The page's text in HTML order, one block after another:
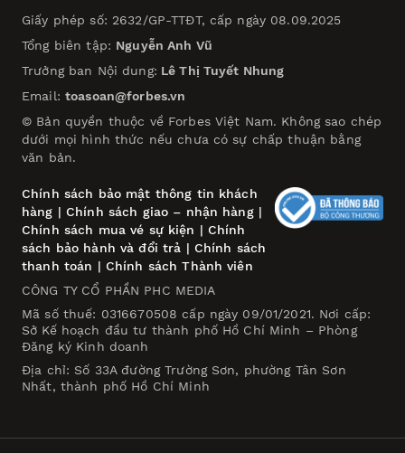
Giấy phép số: 2632/GP-TTĐT, cấp ngày 08.09.2025
Tổng biên tập: Nguyễn Anh Vũ
Trưởng ban Nội dung: Lê Thị Tuyết Nhung
Email: toasoan@forbes.vn
© Bản quyền thuộc về Forbes Việt Nam. Không sao chép
dưới mọi hình thức nếu chưa có sự chấp thuận bằng
văn bản.
Chính sách bảo mật thông tin khách
hàng | Chính sách giao – nhận hàng|
Chính sách mua vé sự kiện | Chính
sách bảo hành và đổi trả | Chính sách
thanh toán | Chính sách Thành viên
CÔNG TY CỔ PHẦN PHC MEDIA
Mã số thuế: 0316670508 cấp ngày 09/01/2021. Nơi cấp:
Sở Kế hoạch đầu tư thành phố Hồ Chí Minh – Phòng
Đăng ký Kinh doanh
Địa chỉ: Số 33A đường Trường Sơn, phường Tân Sơn
Nhất, thành phố Hồ Chí Minh